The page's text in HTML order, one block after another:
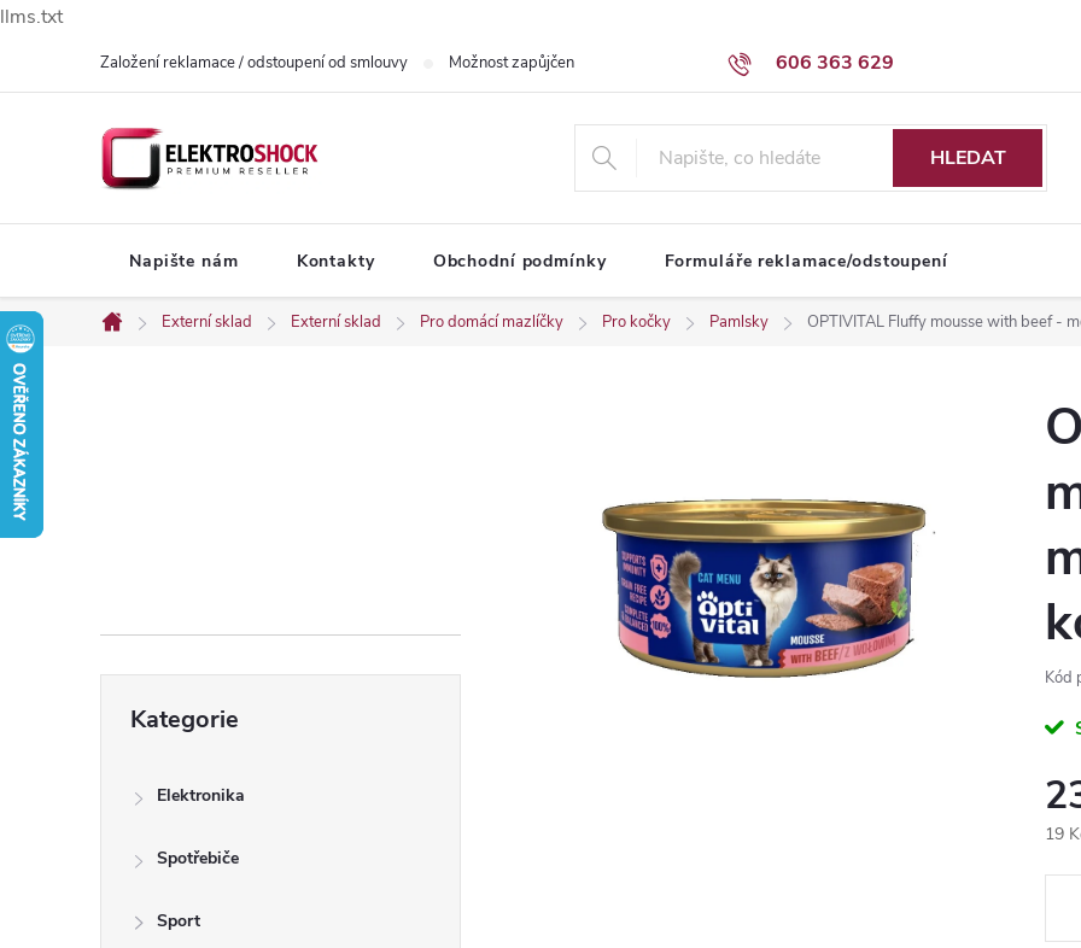
llms.txt
606 363 629
Založení reklamace / odstoupení od smlouvy Možnost zapůjčení dodávky Obchodní podmínky
HLEDAT
Napište nám Kontakty Obchodní podmínky Formuláře reklamace/odstoupení
Domů
Externí sklad Externí sklad Pro domácí mazlíčky Pro kočky Pamlsky OPTIVITAL Fluffy mousse with beef -
r
kategorie
Kategorie
Elektronika
Spotřebiče
Sport
Kód
19